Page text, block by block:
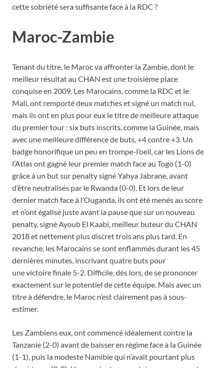
cette sobriété sera suffisante face à la RDC ?
Maroc-Zambie
Tenant du titre, le Maroc va affronter la Zambie, dont le
meilleur résultat au CHAN est une troisième place
conquise en 2009. Les Marocains, comme la RDC et le
Mali, ont remporté deux matches et signé un match nul,
mais ils ont en plus pour eux le titre de meilleure attaque
du premier tour : six buts inscrits, comme la Guinée, mais
avec une meilleure différence de buts, +4 contre +3. Un
badge honorifique un peu en trompe-l’oeil, car les Lions de
l’Atlas ont gagné leur premier match face au Togo (1-0)
grâce à un but sur penalty signé Yahya Jabrane, avant
d’être neutralisés par le Rwanda (0-0). Et lors de leur
dernier match face à l’Ouganda, ils ont été menés au score
et n’ont égalisé juste avant la pause que sur un nouveau
penalty, signé Ayoub El Kaabi, meilleur buteur du CHAN
2018 et nettement plus discret trois ans plus tard. En
revanche, les Marocains se sont enflammés durant les 45
dernières minutes, inscrivant quatre buts pour
une victoire finale 5-2. Difficile, dès lors, de se prononcer
exactement sur le potentiel de cette équipe. Mais avec un
titre à défendre, le Maroc n’est clairement pas à sous-
estimer.
Les Zambiens eux, ont commencé idéalement contre la
Tanzanie (2-0) avant de baisser en régime face à la Guinée
(1-1), puis la modeste Namibie qui n’avait pourtant plus